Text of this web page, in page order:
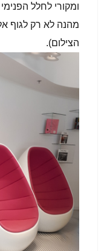
ומקורי לחלל
מהנה לא רק לגוף
הצילום).